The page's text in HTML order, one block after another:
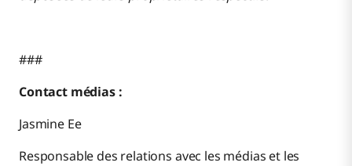
###
Contact médias :
Jasmine Ee
Responsable des relations avec les médias et les